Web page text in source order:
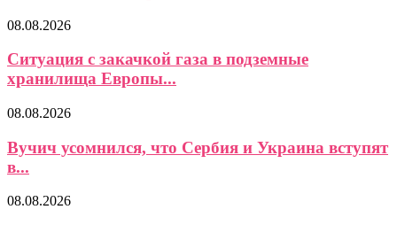
08.08.2026
Ситуация с закачкой газа в подземные
хранилища Европы...
08.08.2026
Вучич усомнился, что Сербия и Украина вступят
в...
08.08.2026